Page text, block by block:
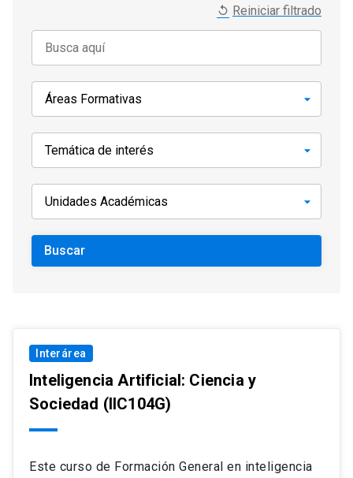
Reiniciar filtrado
Interárea
Inteligencia Artificial: Ciencia y
Sociedad (IIC104G)
Este curso de Formación General en inteligencia